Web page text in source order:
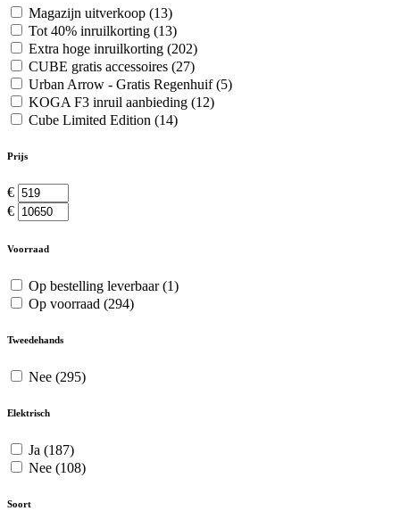
Magazijn uitverkoop (13)
Tot 40% inruilkorting (13)
Extra hoge inruilkorting (202)
CUBE gratis accessoires (27)
Urban Arrow - Gratis Regenhuif(5)
KOGA F3 inruil aanbieding (12)
Cube Limited Edition (14)
Prijs
€
€
Voorraad
Op bestelling leverbaar(1)
Op voorraad (294)
Tweedehands
Nee (295)
Elektrisch
Ja (187)
Nee (108)
Soort